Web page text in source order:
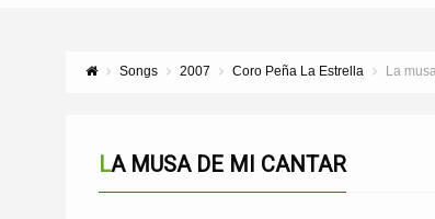
Songs 2007 Coro Peña La Estrella La
LA MUSA DE MI CANTAR